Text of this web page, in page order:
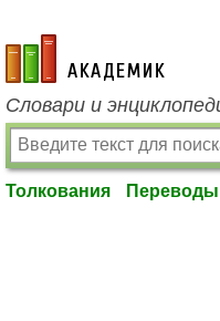
academic.ru
Словари и
Толкования Переводы